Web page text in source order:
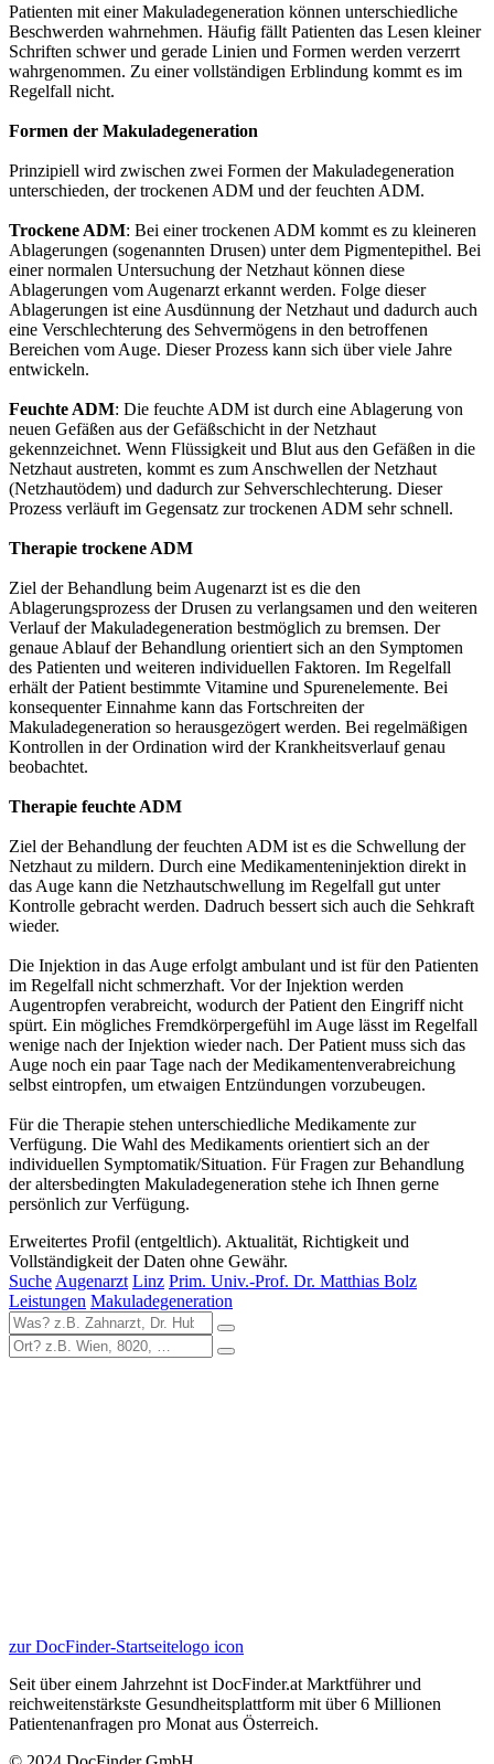
Patienten mit einer Makuladegeneration können unterschiedliche
Beschwerden wahrnehmen. Häufig fällt Patienten das Lesen kleiner
Schriften schwer und gerade Linien und Formen werden verzerrt
wahrgenommen. Zu einer vollständigen Erblindung kommt es im
Regelfall nicht.
Formen der Makuladegeneration
Prinzipiell wird zwischen zwei Formen der Makuladegeneration
unterschieden, der trockenen ADM und der feuchten ADM.
Trockene ADM: Bei einer trockenen ADM kommt es zu kleineren
Ablagerungen (sogenannten Drusen) unter dem Pigmentepithel. Bei
einer normalen Untersuchung der Netzhaut können diese
Ablagerungen vom Augenarzt erkannt werden. Folge dieser
Ablagerungen ist eine Ausdünnung der Netzhaut und dadurch auch
eine Verschlechterung des Sehvermögens in den betroffenen
Bereichen vom Auge. Dieser Prozess kann sich über viele Jahre
entwickeln.
Feuchte ADM: Die feuchte ADM ist durch eine Ablagerung von
neuen Gefäßen aus der Gefäßschicht in der Netzhaut
gekennzeichnet. Wenn Flüssigkeit und Blut aus den Gefäßen in die
Netzhaut austreten, kommt es zum Anschwellen der Netzhaut
(Netzhautödem) und dadurch zur Sehverschlechterung. Dieser
Prozess verläuft im Gegensatz zur trockenen ADM sehr schnell.
Therapie trockene ADM
Ziel der Behandlung beim Augenarzt ist es die den
Ablagerungsprozess der Drusen zu verlangsamen und den weiteren
Verlauf der Makuladegeneration bestmöglich zu bremsen. Der
genaue Ablauf der Behandlung orientiert sich an den Symptomen
des Patienten und weiteren individuellen Faktoren. Im Regelfall
erhält der Patient bestimmte Vitamine und Spurenelemente. Bei
konsequenter Einnahme kann das Fortschreiten der
Makuladegeneration so herausgezögert werden. Bei regelmäßigen
Kontrollen in der Ordination wird der Krankheitsverlauf genau
beobachtet.
Therapie feuchte ADM
Ziel der Behandlung der feuchten ADM ist es die Schwellung der
Netzhaut zu mildern. Durch eine Medikamenteninjektion direkt in
das Auge kann die Netzhautschwellung im Regelfall gut unter
Kontrolle gebracht werden. Dadruch bessert sich auch die Sehkraft
wieder.
Die Injektion in das Auge erfolgt ambulant und ist für den Patienten
im Regelfall nicht schmerzhaft. Vor der Injektion werden
Augentropfen verabreicht, wodurch der Patient den Eingriff nicht
spürt. Ein mögliches Fremdkörpergefühl im Auge lässt im Regelfall
wenige nach der Injektion wieder nach. Der Patient muss sich das
Auge noch ein paar Tage nach der Medikamentenverabreichung
selbst eintropfen, um etwaigen Entzündungen vorzubeugen.
Für die Therapie stehen unterschiedliche Medikamente zur
Verfügung. Die Wahl des Medikaments orientiert sich an der
individuellen Symptomatik/Situation. Für Fragen zur Behandlung
der altersbedingten Makuladegeneration stehe ich Ihnen gerne
persönlich zur Verfügung.
Erweitertes Profil (entgeltlich). Aktualität, Richtigkeit und
Vollständigkeit der Daten ohne Gewähr.
Suche Augenarzt Linz Prim. Univ.-Prof. Dr. Matthias Bolz
Leistungen Makuladegeneration
zur DocFinder-Startseitelogo icon
Seit über einem Jahrzehnt ist DocFinder.at Marktführer und
reichweitenstärkste Gesundheitsplattform mit über 6 Millionen
Patientenanfragen pro Monat aus Österreich.